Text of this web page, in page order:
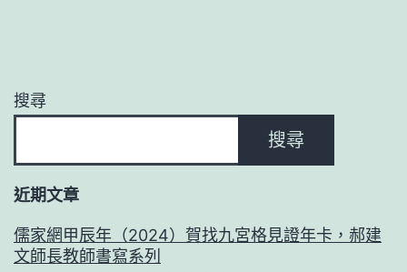
搜尋
搜尋
近期文章
儒家網甲辰年（2024）賀找九宮格見證年卡，郝建
文師長教師書寫系列